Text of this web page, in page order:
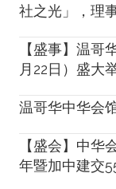
社之光」，理
【盛事】温哥
月22日）盛大
温哥华中华会
【盛会】中华
年暨加中建交